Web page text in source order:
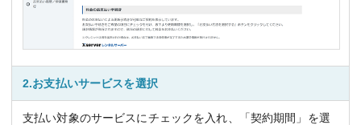
2.お支払いサービスを選択
支払い対象のサービスにチェックを入れ、「契約期間」を選